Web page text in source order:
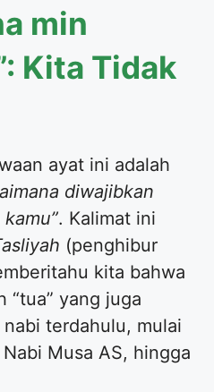
min
Kita Tidak
ayat ini adalah
diwajibkan
. Kalimat ini
(penghibur
kita bahwa
“tua” yang juga
terdahulu, mulai
Musa AS, hingga